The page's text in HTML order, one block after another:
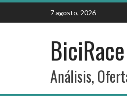
Skip
content
7 agosto, 2026
BiciRace
Análisis,